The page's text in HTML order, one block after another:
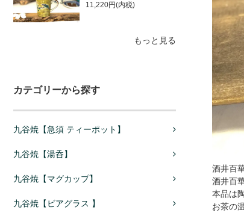
11,220円(内税)
もっと見る
カテゴリーから探す
九谷焼【急須 ティーポット】
九谷焼【湯呑】
九谷焼【マグカップ】
九谷焼【ビアグラス 】
酒井百
酒井百
本品は
お茶の